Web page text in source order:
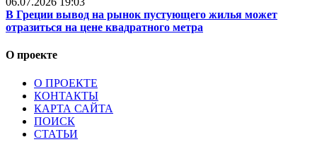
В Греции вывод на рынок пустующего жилья может
отразиться на цене квадратного метра
О проекте
О ПРОЕКТЕ
КОНТАКТЫ
КАРТА САЙТА
ПОИСК
СТАТЬИ